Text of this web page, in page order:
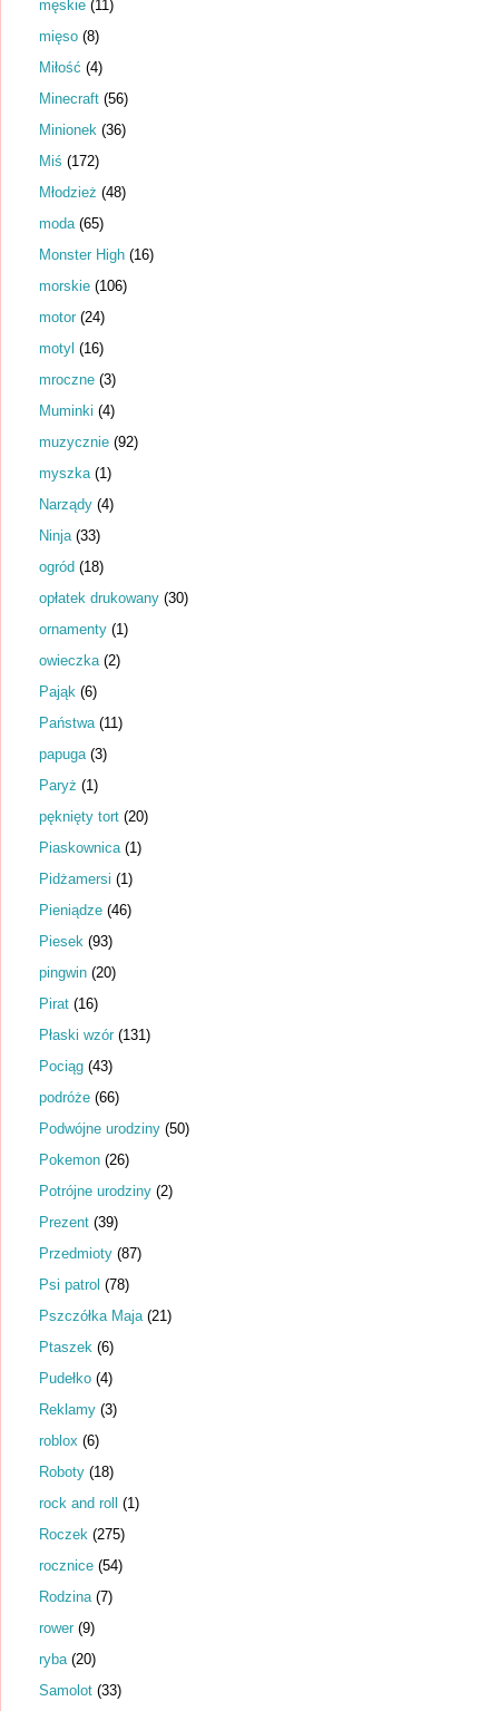
męskie (11)
mięso (8)
Miłość (4)
Minecraft (56)
Minionek (36)
Miś (172)
Młodzież (48)
moda (65)
Monster High (16)
morskie (106)
motor (24)
motyl (16)
mroczne (3)
Muminki (4)
muzycznie (92)
myszka (1)
Narządy (4)
Ninja (33)
ogród (18)
opłatek drukowany (30)
ornamenty (1)
owieczka (2)
Pająk (6)
Państwa (11)
papuga (3)
Paryż (1)
pęknięty tort (20)
Piaskownica (1)
Pidżamersi (1)
Pieniądze (46)
Piesek (93)
pingwin (20)
Pirat (16)
Płaski wzór (131)
Pociąg (43)
podróże (66)
Podwójne urodziny (50)
Pokemon (26)
Potrójne urodziny (2)
Prezent (39)
Przedmioty (87)
Psi patrol (78)
Pszczółka Maja (21)
Ptaszek (6)
Pudełko (4)
Reklamy (3)
roblox (6)
Roboty (18)
rock and roll (1)
Roczek (275)
rocznice (54)
Rodzina (7)
rower (9)
ryba (20)
Samolot (33)